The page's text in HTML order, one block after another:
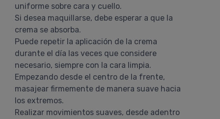
uniforme sobre cara y cuello.
Si desea maquillarse, debe esperar a que la
crema se absorba.
Puede repetir la aplicación de la crema
durante el día las veces que considere
necesario, siempre con la cara limpia.
Empezando desde el centro de la frente,
masajear firmemente de manera suave hacia
los extremos.
Realizar movimientos suaves, desde adentro